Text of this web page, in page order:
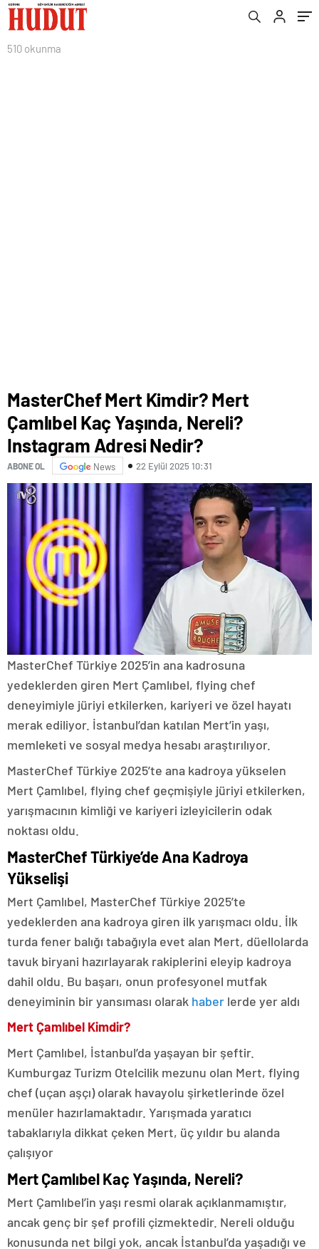
510 okunma
MasterChef Mert Kimdir? Mert
Çamlıbel Kaç Yaşında, Nereli?
Instagram Adresi Nedir?
ABONE OL News 22 Eylül 2025 10:31
MasterChef Türkiye 2025’in ana kadrosuna
yedeklerden giren Mert Çamlıbel, flying chef
deneyimiyle jüriyi etkilerken, kariyeri ve özel hayatı
merak ediliyor. İstanbul’dan katılan Mert’in yaşı,
memleketi ve sosyal medya hesabı araştırılıyor.
MasterChef Türkiye 2025’te ana kadroya yükselen
Mert Çamlıbel, flying chef geçmişiyle jüriyi etkilerken,
yarışmacının kimliği ve kariyeri izleyicilerin odak
noktası oldu.
MasterChef Türkiye’de Ana Kadroya
Yükselişi
Mert Çamlıbel, MasterChef Türkiye 2025’te
yedeklerden ana kadroya giren ilk yarışmacı oldu. İlk
turda fener balığı tabağıyla evet alan Mert, düellolarda
tavuk biryani hazırlayarak rakiplerini eleyip kadroya
dahil oldu. Bu başarı, onun profesyonel mutfak
deneyiminin bir yansıması olarak haber lerde yer aldı
Mert Çamlıbel Kimdir?
Mert Çamlıbel, İstanbul’da yaşayan bir şeftir.
Kumburgaz Turizm Otelcilik mezunu olan Mert, flying
chef (uçan aşçı) olarak havayolu şirketlerinde özel
menüler hazırlamaktadır. Yarışmada yaratıcı
tabaklarıyla dikkat çeken Mert, üç yıldır bu alanda
çalışıyor
Mert Çamlıbel Kaç Yaşında, Nereli?
Mert Çamlıbel’in yaşı resmi olarak açıklanmamıştır,
ancak genç bir şef profili çizmektedir. Nereli olduğu
konusunda net bilgi yok, ancak İstanbul’da yaşadığı ve